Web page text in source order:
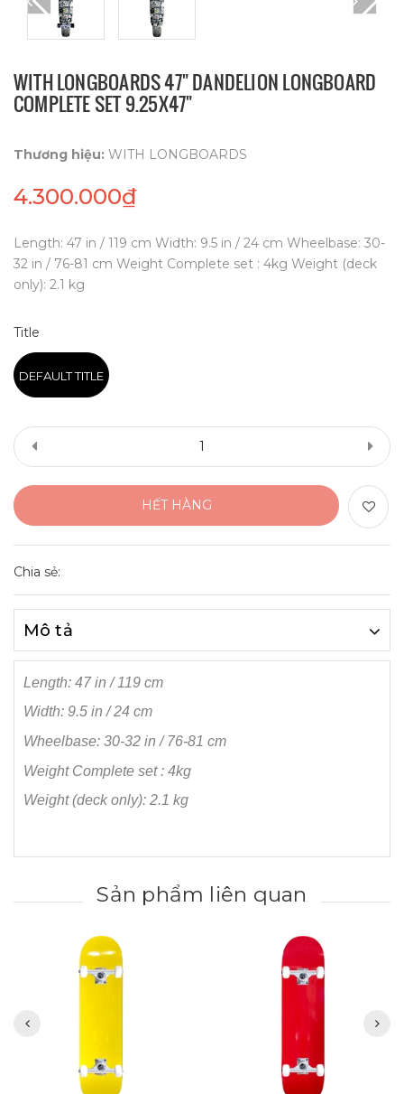
WITH LONGBOARDS 47" DANDELION LONGBOARD
COMPLETE SET 9.25X47"
Thương hiệu: WITH LONGBOARDS
4.300.000₫
Length: 47 in / 119 cm Width: 9.5 in / 24 cm Wheelbase: 30-
32 in / 76-81 cm Weight Complete set : 4kg Weight (deck
only): 2.1 kg
Title
DEFAULT TITLE
HẾT HÀNG
Chia sẻ:
Mô tả
Length: 47 in / 119 cm
Width: 9.5 in / 24 cm
Wheelbase: 30-32 in / 76-81 cm
Weight Complete set : 4kg
Weight (deck only): 2.1 kg
Sản phẩm liên quan